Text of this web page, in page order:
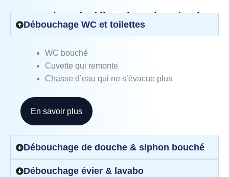
Nos services de débouchage à Auderghem
Débouchage WC et toilettes
WC bouché
Cuvette qui remonte
Chasse d’eau qui ne s’évacue plus
En savoir plus
Débouchage de douche & siphon bouché
Débouchage évier & lavabo